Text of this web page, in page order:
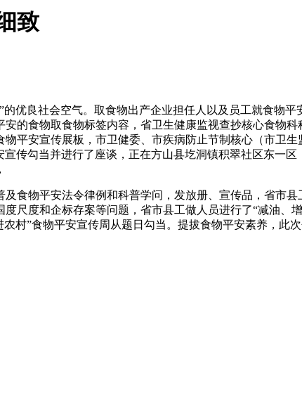
致
良社会空气。取食物出产企业担任人以及员工就食物平
的食物取食物标签内容，省卫生健康监视查抄核心食物
平安宣传展板，市卫健委、市疾病防止节制核心（市卫
传勾当并进行了座谈，正在方山县圪洞镇积翠社区东一
物平安法令律例和科普学问，发放册、宣传品，省市县
尺度和企标存案等问题，省市县工做人员进行了“减油、
村”食物平安宣传周从题日勾当。提拔食物平安素养，此次